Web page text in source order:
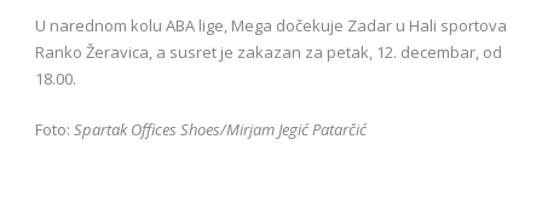
U narednom kolu ABA lige, Mega dočekuje Zadar u Hali sportova
Ranko Žeravica, a susret je zakazan za petak, 12. decembar, od
18.00.
Foto: Spartak Offices Shoes/Mirjam Jegić Patarčić